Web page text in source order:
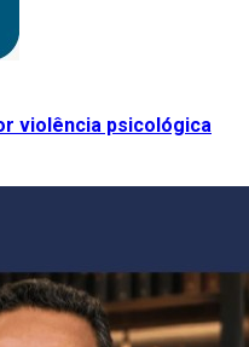
violência psicológica